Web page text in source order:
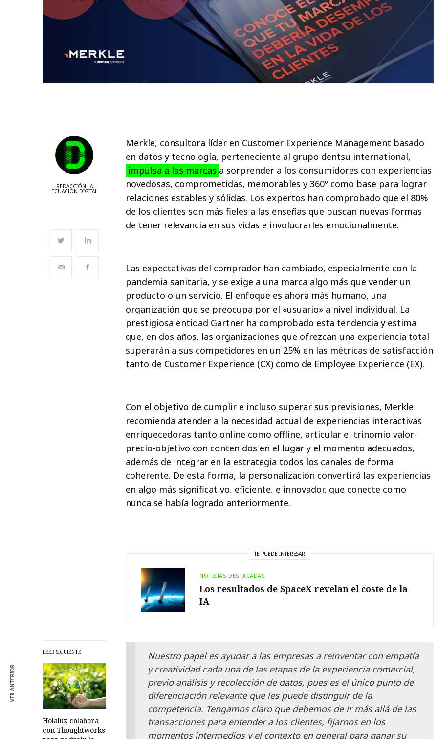
REDACCIÓN LA
ECUACIÓN DIGITAL
LEER SIGUIENTE
Holaluz colabora
con Thoughtworks
Merkle, consultora líder en Customer Experience Management basado
en datos y tecnología, perteneciente al grupo dentsu international,
impulsa a las marcas a sorprender a los consumidores con experiencias
novedosas, comprometidas, memorables y 360º como base para lograr
relaciones estables y sólidas. Los expertos han comprobado que el 80%
de los clientes son más fieles a las enseñas que buscan nuevas formas
de tener relevancia en sus vidas e involucrarles emocionalmente.
Las expectativas del comprador han cambiado, especialmente con la
pandemia sanitaria, y se exige a una marca algo más que vender un
producto o un servicio. El enfoque es ahora más humano, una
organización que se preocupa por el «usuario» a nivel individual. La
prestigiosa entidad Gartner ha comprobado esta tendencia y estima
que, en dos años, las organizaciones que ofrezcan una experiencia total
superarán a sus competidores en un 25% en las métricas de satisfacción
tanto de Customer Experience (CX) como de Employee Experience (EX).
Con el objetivo de cumplir e incluso superar sus previsiones, Merkle
recomienda atender a la necesidad actual de experiencias interactivas
enriquecedoras tanto online como offline, articular el trinomio valor-
precio-objetivo con contenidos en el lugar y el momento adecuados,
además de integrar en la estrategia todos los canales de forma
coherente. De esta forma, la personalización convertirá las experiencias
en algo más significativo, eficiente, e innovador, que conecte como
nunca se había logrado anteriormente.
TE PUEDE INTERESAR
NOTICIAS DESTACADAS
Los resultados de SpaceX revelan el coste de la
IA
Nuestro papel es ayudar a las empresas a reinventar con empatía
y creatividad cada una de las etapas de la experiencia comercial,
previo análisis y recolección de datos, pues es el único punto de
diferenciación relevante que les puede distinguir de la
competencia. Tengamos claro que debemos de ir más allá de las
transacciones para entender a los clientes, fijarnos en los
momentos intermedios y el contexto en general para ganar su
VER ANTERIOR